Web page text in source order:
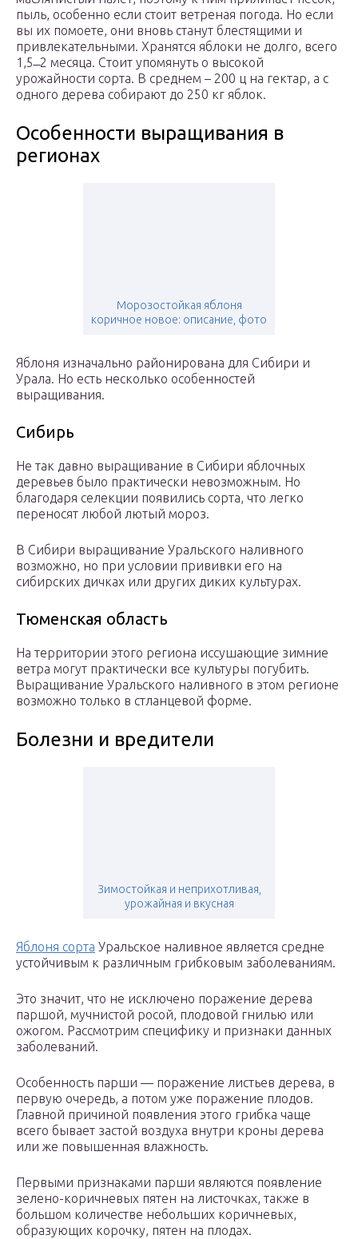
пыль, особенно если стоит ветреная погода. Но если
вы их помоете, они вновь станут блестящими и
привлекательными. Хранятся яблоки не долго, всего
1,5 ̶ 2 месяца. Стоит упомянуть о высокой
урожайности сорта. В среднем – 200 ц на гектар, а с
одного дерева собирают до 250 кг яблок.
Особенности выращивания в
регионах
Морозостойкая яблоня
коричное новое: описание, фото
Яблоня изначально районирована для Сибири и
Урала. Но есть несколько особенностей
выращивания.
Сибирь
Не так давно выращивание в Сибири яблочных
деревьев было практически невозможным. Но
благодаря селекции появились сорта, что легко
переносят любой лютый мороз.
В Сибири выращивание Уральского наливного
возможно, но при условии прививки его на
сибирских дичках или других диких культурах.
Тюменская область
На территории этого региона иссушающие зимние
ветра могут практически все культуры погубить.
Выращивание Уральского наливного в этом регионе
возможно только в стланцевой форме.
Болезни и вредители
Зимостойкая и неприхотливая,
урожайная и вкусная
Яблоня сорта Уральское наливное является средне
устойчивым к различным грибковым заболеваниям.
Это значит, что не исключено поражение дерева
паршой, мучнистой росой, плодовой гнилью или
ожогом. Рассмотрим специфику и признаки данных
заболеваний.
Особенность парши — поражение листьев дерева, в
первую очередь, а потом уже поражение плодов.
Главной причиной появления этого грибка чаще
всего бывает застой воздуха внутри кроны дерева
или же повышенная влажность.
Первыми признаками парши являются появление
зелено-коричневых пятен на листочках, также в
большом количестве небольших коричневых,
образующих корочку, пятен на плодах.